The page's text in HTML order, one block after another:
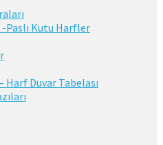
Paslı Kutu Harfler
Duvar Tabelası